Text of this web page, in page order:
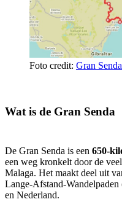
Foto credit: Gran
Wat is de Gran Senda
De Gran Senda is een 650-
een weg kronkelt door de
Malaga. Het maakt deel uit
Lange-Afstand-
en Nederland.